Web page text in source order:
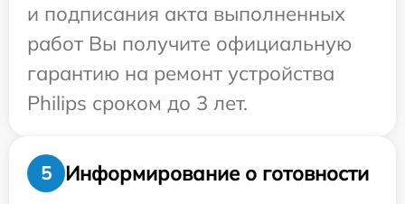
и подписания акта выполненных
работ Вы получите официальную
гарантию на ремонт устройства
Philips сроком до 3 лет.
5
Информирование о готовности